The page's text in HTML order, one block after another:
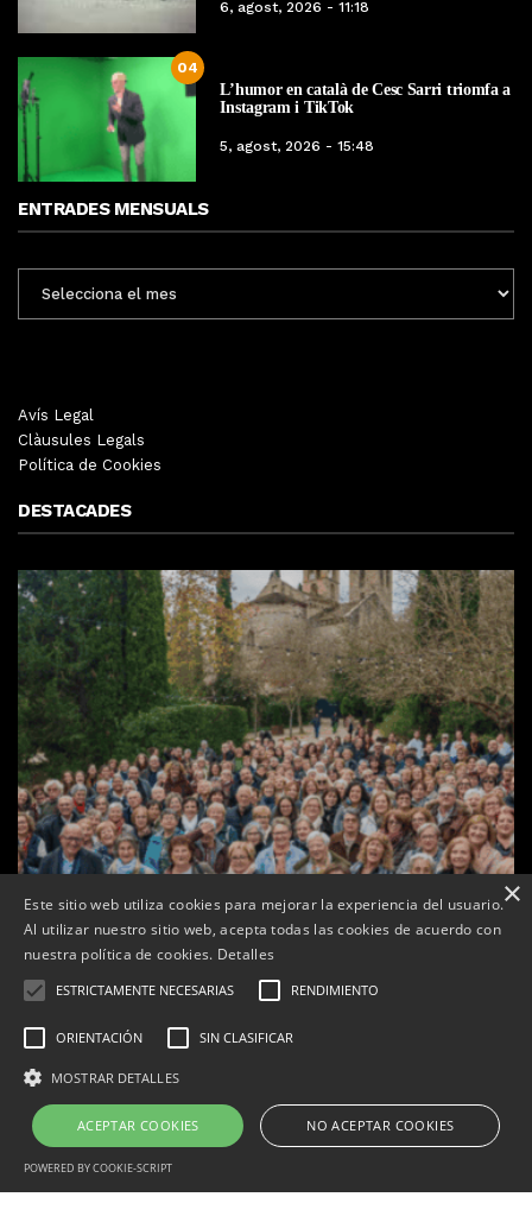
6, agost, 2026 - 11:18
04
L’humor en català de Cesc Sarri triomfa a
Instagram i TikTok
5, agost, 2026 - 15:48
ENTRADES MENSUALS
MENSUALS
Avís Legal
Clàusules Legals
Política de Cookies
DESTACADES
Les Gastrosàvies protagonitzen una gran trobada al
Món Sant Benet que referma el valor de la cuina
Correu electrònic:info@tarrega.tv
×
Este sitio web utiliza cookies para mejorar la experiencia del usuario.
Al utilizar nuestro sitio web, acepta todas las cookies de acuerdo con
nuestra política de cookies. Detalles
ESTRICTAMENTE NECESARIAS RENDIMIENTO
ORIENTACIÓN SIN CLASIFICAR
MOSTRAR DETALLES
ACEPTAR COOKIES NO ACEPTAR COOKIES
POWERED BY COOKIE-SCRIPT